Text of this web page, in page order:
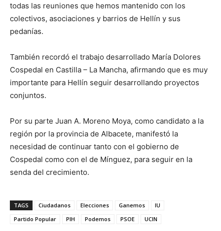
todas las reuniones que hemos mantenido con los
colectivos, asociaciones y barrios de Hellín y sus
pedanías.
También recordó el trabajo desarrollado María Dolores
Cospedal en Castilla – La Mancha, afirmando que es muy
importante para Hellín seguir desarrollando proyectos
conjuntos.
Por su parte Juan A. Moreno Moya, como candidato a la
región por la provincia de Albacete, manifestó la
necesidad de continuar tanto con el gobierno de
Cospedal como con el de Mínguez, para seguir en la
senda del crecimiento.
TAGS Ciudadanos Elecciones Ganemos
IU
Partido Popular
PIH Podemos PSOE UCIN